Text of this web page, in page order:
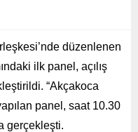
düzenlenen
ilk panel, açılış
“Akçakoca
panel, saat 10.30
gerçekleşti.